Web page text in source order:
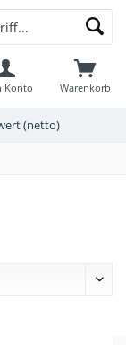
(netto)
Warenkorb
Konto